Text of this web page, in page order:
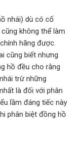
nhái) dù có cố
không thể làm
hãng được.
cũng biết nhưng
hồ đều cho rằng
trừ những
là đối với phân
lầm đáng tiếc này
phân biệt đồng hồ